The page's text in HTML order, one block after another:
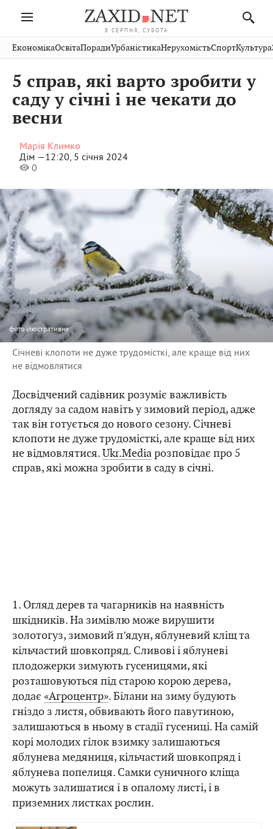
8 СЕРПНЯ, СУБОТА
Івано-
Франківськ
Волинь
Закарпаття
Рівне
Чернівці
Стрий
Хмельницький
Публікації
Авто СловкоКультура
Кіно Дім СпортКраєзнавство
ФотоОсвітаНерухомість
Домашні
ЕкономікаОсвітаПорадиУрбаністикаНерухомістьСпортКультура
5 справ, які варто зробити у
саду у січні і не чекати до
весни
Марія Климко
Дім —12:20, 5 січня 2024
0
фото ілюстративне
Січневі клопоти не дуже трудомісткі, але краще від них
не відмовлятися
Досвідчений садівник розуміє важливість
догляду за садом навіть у зимовий період, адже
так він готується до нового сезону. Січневі
клопоти не дуже трудомісткі, але краще від них
не відмовлятися.Ukr.Mediaрозповідає про 5
справ, які можна зробити в саду в січні.
1. Огляд дерев та чагарників на наявність
шкідників. На зимівлю може вирушити
золотогуз, зимовий п’ядун, яблуневий кліщ та
кільчастий шовкопряд. Сливові і яблуневі
плодожерки зимують гусеницями, які
розташовуються під старою корою дерева,
додає «Агроцентр». Білани на зиму будують
гніздо з листя, обвивають його павутиною,
залишаються в ньому в стадії гусениці. На самій
корі молодих гілок взимку залишаються
яблунева медяниця, кільчастий шовкопряд і
яблунева попелиця. Самки суничного кліща
можуть залишатися і в опалому листі, і в
приземних листках рослин.